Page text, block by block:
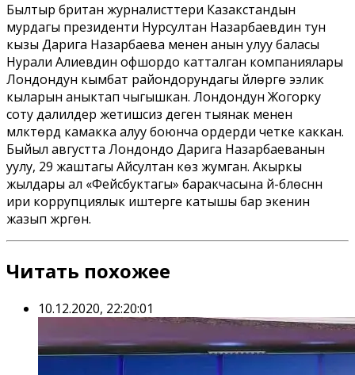
Былтыр британ журналисттери Казакстандын
мурдагы президенти Нурсултан Назарбаевдин тун
кызы Дарига Назарбаева менен анын улуу баласы
Нурали Алиевдин офшордо катталган компаниялары
Лондондун кымбат райондорундагы үйлөргө ээлик
кыларын аныктап чыгышкан. Лондондун Жогорку
соту далилдер жетишсиз деген тыянак менен
мүлктөрдү камакка алуу боюнча ордерди четке каккан.
Быйыл августта Лондондо Дарига Назарбаеванын
уулу, 29 жаштагы Айсултан көз жумган. Акыркы
жылдары ал «Фейсбуктагы» баракчасына үй-бүлөсүнүн
ири коррупциялык иштерге катышы бар экенин
жазып жүргөн.
Читать похожее
10.12.2020, 22:20:01